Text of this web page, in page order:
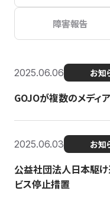
障害報告
2025.06.06 お知
GOJOが複数のメディ
2025.06.03 お知
公益社団法人日本駆
ビス停止措置